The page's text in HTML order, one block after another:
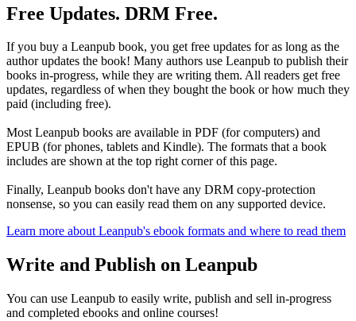
Free Updates. DRM Free.
If you buy a Leanpub book, you get free updates for as long as the
author updates the book! Many authors use Leanpub to publish their
books in-progress, while they are writing them. All readers get free
updates, regardless of when they bought the book or how much they
paid (including free).
Most Leanpub books are available in PDF (for computers) and
EPUB (for phones, tablets and Kindle). The formats that a book
includes are shown at the top right corner of this page.
Finally, Leanpub books don't have any DRM copy-protection
nonsense, so you can easily read them on any supported device.
Learn more about Leanpub's ebook formats and where to read them
Write and Publish on Leanpub
You can use Leanpub to easily write, publish and sell in-progress
and completed ebooks and online courses!